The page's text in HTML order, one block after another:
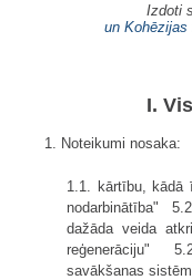
Izdoti
un Kohēzijas
I.
1. Noteikumi nosaka:
1.1. kārtību, kādā
nodarbinātība"
dažāda veida
reģenerāciju"
savākšanas